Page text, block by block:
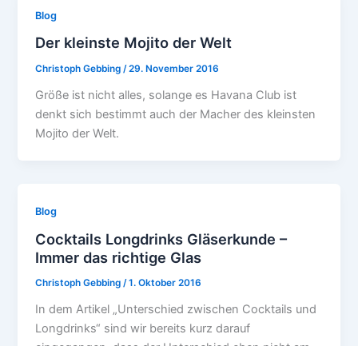
Blog
Der kleinste Mojito der Welt
Christoph Gebbing/29. November 2016
Größe ist nicht alles, solange es Havana Club ist
denkt sich bestimmt auch der Macher des kleinsten
Mojito der Welt.
Blog
Cocktails Longdrinks Gläserkunde –
Immer das richtige Glas
Christoph Gebbing/1. Oktober 2016
In dem Artikel „Unterschied zwischen Cocktails und
Longdrinks“ sind wir bereits kurz darauf